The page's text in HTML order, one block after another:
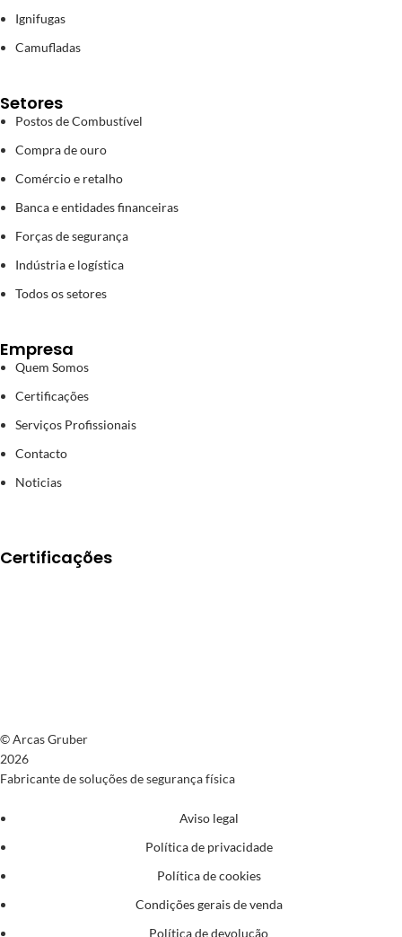
Ignifugas
Camufladas
Setores
Postos de Combustível
Compra de ouro
Comércio e retalho
Banca e entidades financeiras
Forças de segurança
Indústria e logística
Todos os setores
Empresa
Quem Somos
Certificações
Serviços Profissionais
Contacto
Noticias
Certificações
© Arcas Gruber
2026
Fabricante de soluções de segurança física
Aviso legal
Política de privacidade
Política de cookies
Condições gerais de venda
Política de devolução